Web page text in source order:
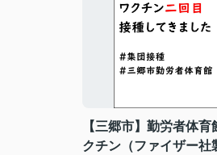
【三郷市】勤労者体
クチン（ファイザー社